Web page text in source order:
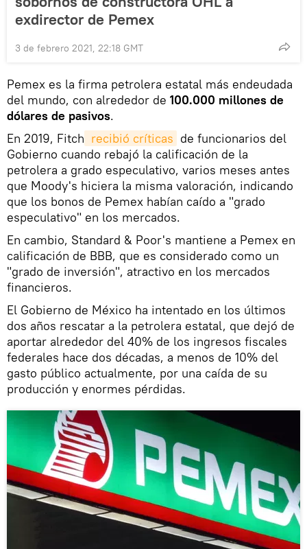
exdirector de Pemex
3 de febrero 2021, 22:18 GMT
Pemex es la firma petrolera estatal más endeudada
del mundo, con alrededor de 100.000 millones de
dólares de pasivos.
En 2019, Fitch recibió críticas de funcionarios del
Gobierno cuando rebajó la calificación de la
petrolera a grado especulativo, varios meses antes
que Moody's hiciera la misma valoración, indicando
que los bonos de Pemex habían caído a "grado
especulativo" en los mercados.
En cambio, Standard & Poor's mantiene a Pemex en
calificación de BBB, que es considerado como un
"grado de inversión", atractivo en los mercados
financieros.
El Gobierno de México ha intentado en los últimos
dos años rescatar a la petrolera estatal, que dejó de
aportar alrededor del 40% de los ingresos fiscales
federales hace dos décadas, a menos de 10% del
gasto público actualmente, por una caída de su
producción y enormes pérdidas.